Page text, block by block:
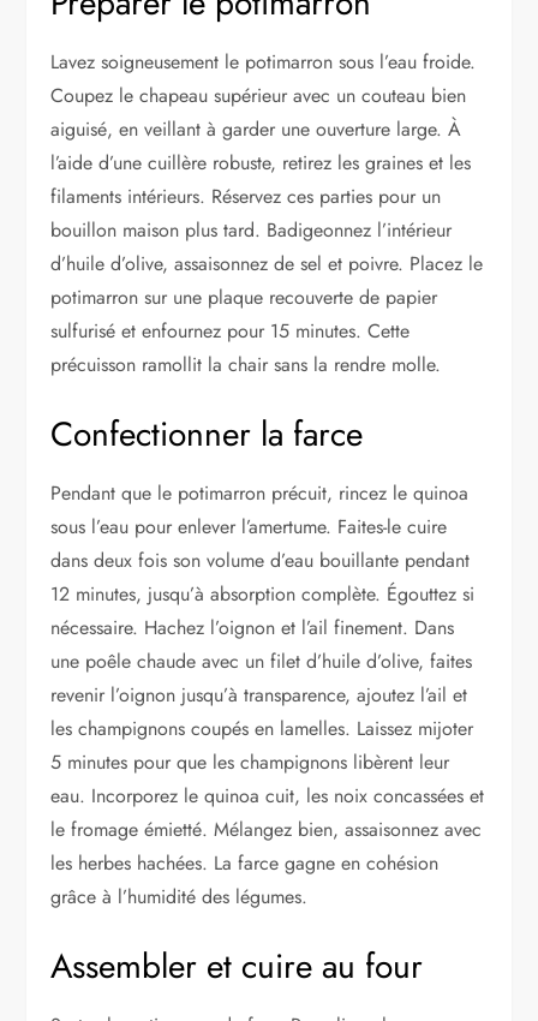
Lavez soigneusement le potimarron sous l’eau froide.
Coupez le chapeau supérieur avec un couteau bien
aiguisé, en veillant à garder une ouverture large. À
l’aide d’une cuillère robuste, retirez les graines et les
filaments intérieurs. Réservez ces parties pour un
bouillon maison plus tard. Badigeonnez l’intérieur
d’huile d’olive, assaisonnez de sel et poivre. Placez le
potimarron sur une plaque recouverte de papier
sulfurisé et enfournez pour 15 minutes. Cette
précuisson ramollit la chair sans la rendre molle.
Confectionner la farce
Pendant que le potimarron précuit, rincez le quinoa
sous l’eau pour enlever l’amertume. Faites-le cuire
dans deux fois son volume d’eau bouillante pendant
12 minutes, jusqu’à absorption complète. Égouttez si
nécessaire. Hachez l’oignon et l’ail finement. Dans
une poêle chaude avec un filet d’huile d’olive, faites
revenir l’oignon jusqu’à transparence, ajoutez l’ail et
les champignons coupés en lamelles. Laissez mijoter
5 minutes pour que les champignons libèrent leur
eau. Incorporez le quinoa cuit, les noix concassées et
le fromage émietté. Mélangez bien, assaisonnez avec
les herbes hachées. La farce gagne en cohésion
grâce à l’humidité des légumes.
Assembler et cuire au four